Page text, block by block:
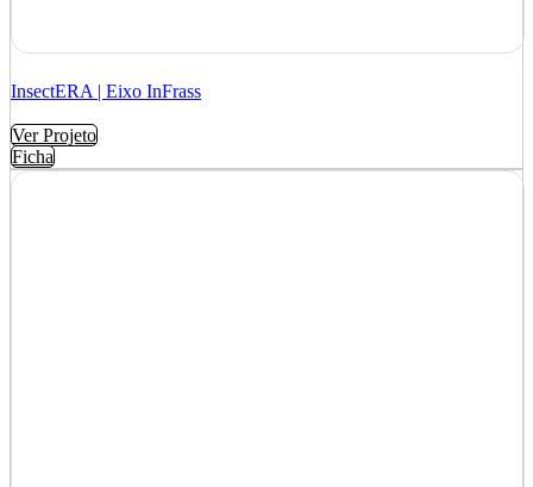
InsectERA | Eixo InFrass
Ver Projeto
Ficha